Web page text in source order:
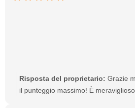
Risposta del proprietario: Grazie
il punteggio massimo! È